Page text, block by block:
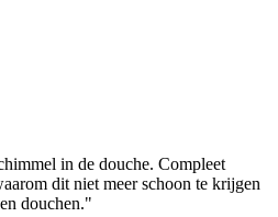
in de douche. Compleet
dit niet meer schoon te krijgen
douchen."